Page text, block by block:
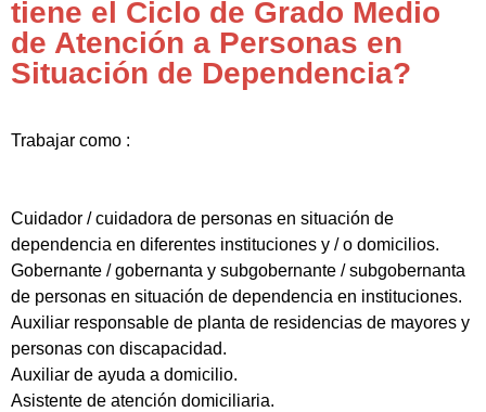
tiene el Ciclo de Grado Medio
de Atención a Personas en
Situación de Dependencia?
Trabajar como :
Cuidador / cuidadora de personas en situación de
dependencia en diferentes instituciones y / o domicilios.
Gobernante / gobernanta y subgobernante / subgobernanta
de personas en situación de dependencia en instituciones.
Auxiliar responsable de planta de residencias de mayores y
personas con discapacidad.
Auxiliar de ayuda a domicilio.
Asistente de atención domiciliaria.